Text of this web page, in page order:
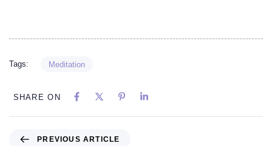
Tags: Meditation
SHARE ON
PREVIOUS ARTICLE